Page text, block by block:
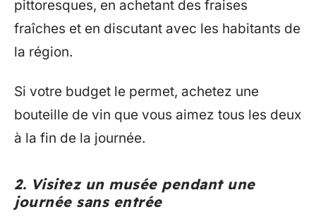
pittoresques, en achetant des fraises
fraîches et en discutant avec les habitants de
la région.
Si votre budget le permet, achetez une
bouteille de vin que vous aimez tous les deux
à la fin de la journée.
2. Visitez un musée pendant une
journée sans entrée